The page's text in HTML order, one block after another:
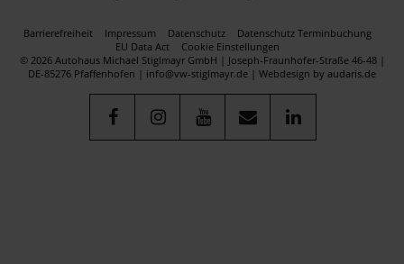
Barrierefreiheit Impressum Datenschutz
Datenschutz Terminbuchung
EU Data Act
Cookie Einstellungen
© 2026 Autohaus Michael Stiglmayr GmbH | Joseph-Fraunhofer-Straße 46-48 |
DE-85276 Pfaffenhofen | info@vw-stiglmayr.de | Webdesign by audaris.de